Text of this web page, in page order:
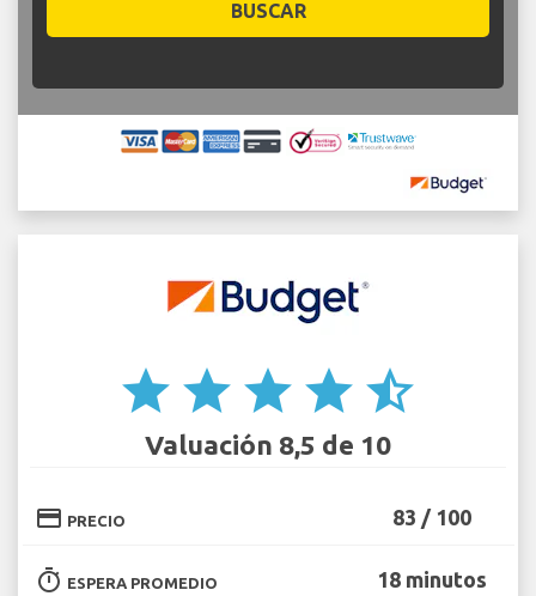
BUSCAR
star star star star star_half
Valuación 8,5 de 10
credit_card PRECIO 83 / 100
timer ESPERA PROMEDIO 18 minutos